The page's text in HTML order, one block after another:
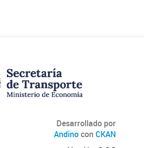
Desarrollado por
Andinocon CKAN